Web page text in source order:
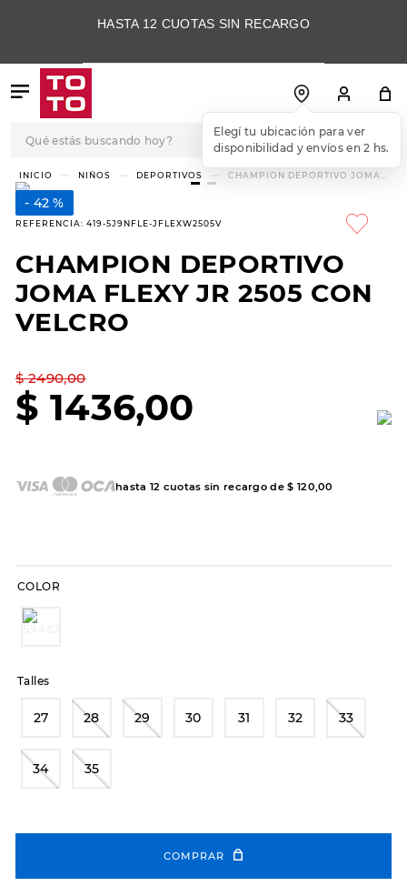
HASTA 12 CUOTAS SIN RECARGO
NIÑOS DEPORTIVOS
CHAMPION DEPORTIVO JOMA
42 %
REFERENCIA: 419-5J9NFLE-JFLEXW2505V
CHAMPION DEPORTIVO
JOMA FLEXY JR 2505 CON
VELCRO
$ 2490,00
$ 1436,00
hasta 12 cuotas sin recargo de$ 120 ,00
COLOR
Talles
27 28 29 30 31 32 33
34 35
COMPRAR
TÉRMINOS MÁS
BUSCADOS
1.
3.
skechers slip-ins